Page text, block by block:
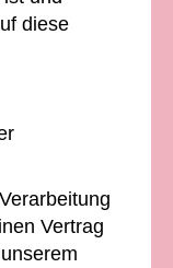
diese
Vertrag